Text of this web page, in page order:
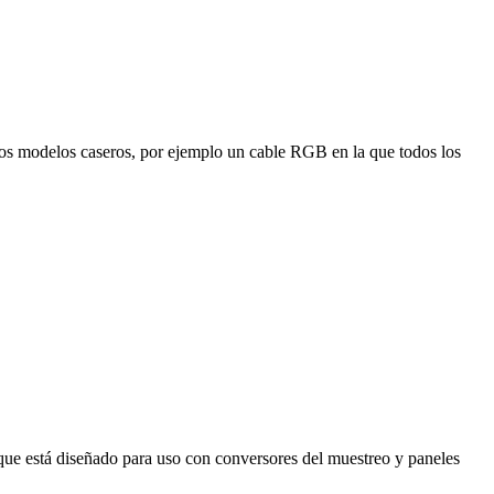
modelos caseros, por ejemplo un cable RGB en la que todos los
está diseñado para uso con conversores del muestreo y paneles